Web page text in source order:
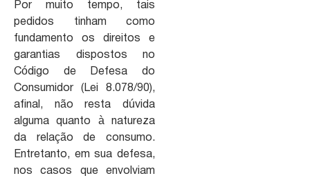
Por muito tempo, tais
pedidos tinham como
fundamento os direitos e
garantias dispostos no
Código de Defesa do
Consumidor (Lei 8.078/90),
afinal, não resta dúvida
alguma quanto à natureza
da relação de consumo.
Entretanto, em sua defesa,
nos casos que envolviam